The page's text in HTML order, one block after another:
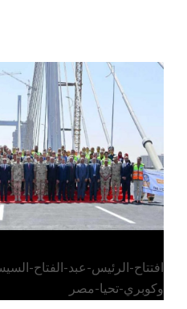
الرئيس عبد الفتاح
وكوبري
افتتاح-الرئيس-عبد-الفتاح-
وكوبري-تحيا-مصر